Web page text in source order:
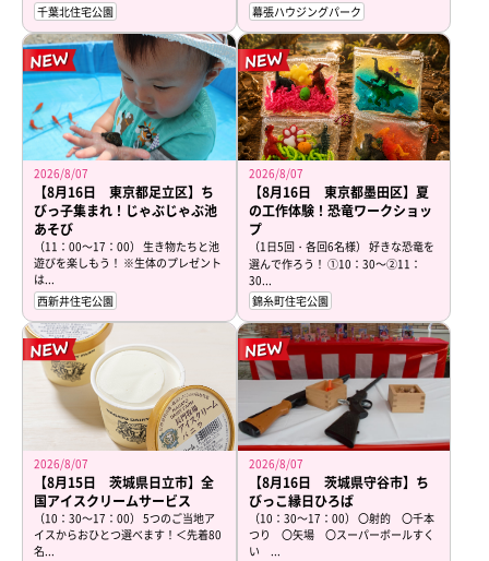
千葉北住宅公園
幕張ハウジングパーク
2026/8/07
【8月16日 東京都足立区】ち
びっ子集まれ！じゃぶじゃぶ池
あそび
（11：00～17：00） 生き物たちと池
遊びを楽しもう！ ※生体のプレゼント
は...
西新井住宅公園
2026/8/07
【8月16日 東京都墨田区】夏
の工作体験！恐竜ワークショッ
プ
（1日5回・各回6名様） 好きな恐竜を
選んで作ろう！ ①10：30～②11：
30...
錦糸町住宅公園
2026/8/07
【8月15日 茨城県日立市】全
国アイスクリームサービス
（10：30～17：00） 5つのご当地ア
イスからおひとつ選べます！＜先着80
名...
2026/8/07
【8月16日 茨城県守谷市】ち
びっこ縁日ひろば
（10：30～17：00） 〇射的 〇千本
つり 〇矢場 〇スーパーボールすく
い ...